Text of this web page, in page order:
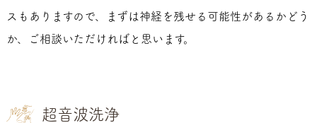
スもありますので、まずは神経を残せる可能性があるかどう
か、ご相談いただければと思います。
超音波洗浄